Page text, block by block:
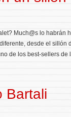
Much@s lo habrán
desde el sillón
de los best-sellers
Bartali